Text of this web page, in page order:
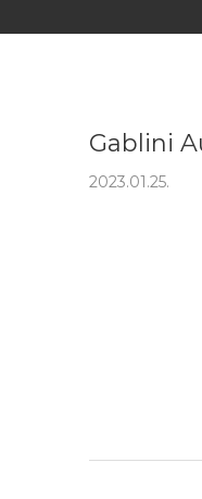
Gablini
2023.01.25.